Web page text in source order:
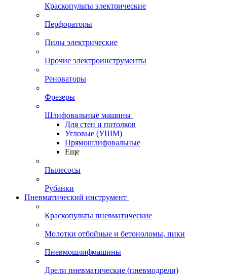
Краскопульты электрические
Перфораторы
Пилы электрические
Прочие электроинструменты
Реноваторы
Фрезеры
Шлифовальные машины
Для стен и потолков
Угловые (УШМ)
Прямошлифовальные
Еще
Пылесосы
Рубанки
Пневматический инструмент
Краскопульты пневматические
Молотки отбойные и бетоноломы, пики
Пневмошлифмашины
Дрели пневматические (пневмодрели)